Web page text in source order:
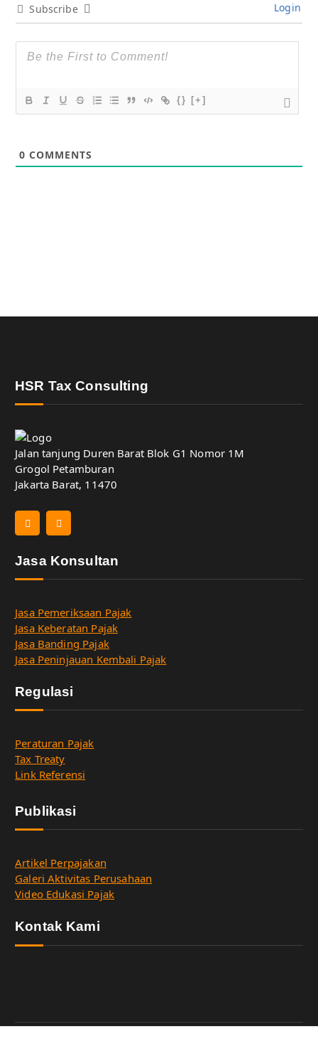
Subscribe Login
{} [+]
0 COMMENTS
HSR Tax Consulting
Jalan tanjung Duren Barat Blok G1 Nomor 1M
Grogol Petamburan
Jakarta Barat, 11470
Jasa Konsultan
Jasa Pemeriksaan Pajak
Jasa Keberatan Pajak
Jasa Banding Pajak
Jasa Peninjauan Kembali Pajak
Regulasi
Peraturan Pajak
Tax Treaty
Link Referensi
Publikasi
Artikel Perpajakan
Galeri Aktivitas Perusahaan
Video Edukasi Pajak
Kontak Kami